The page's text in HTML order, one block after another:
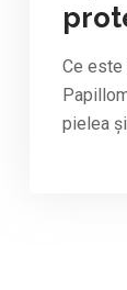
Ce este
pielea